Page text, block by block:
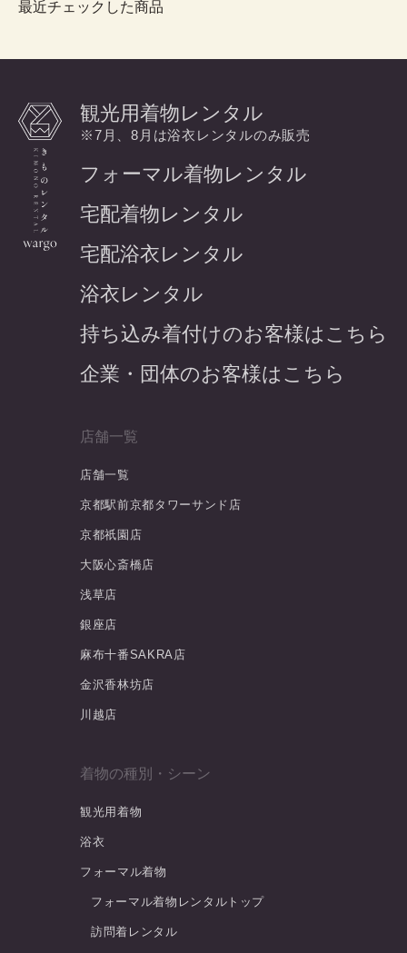
最近チェックした商品
観光用着物レンタル
※7月、8月は浴衣レンタルのみ販売
フォーマル着物レンタル
宅配着物レンタル
宅配浴衣レンタル
浴衣レンタル
持ち込み着付けのお客様はこちら
企業・団体のお客様はこちら
店舗一覧
店舗一覧
京都駅前京都タワーサンド店
京都祇園店
大阪心斎橋店
浅草店
銀座店
麻布十番SAKRA店
金沢香林坊店
川越店
着物の種別・シーン
観光用着物
浴衣
フォーマル着物
フォーマル着物レンタルトップ
訪問着レンタル